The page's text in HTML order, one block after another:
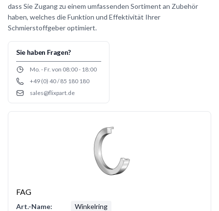
dass Sie Zugang zu einem umfassenden Sortiment an Zubehör
haben, welches die Funktion und Effektivität Ihrer
Schmierstoffgeber optimiert.
Sie haben Fragen?
Opening hours
Mo. - Fr. von 08:00 - 18:00
Phone number
+49 (0) 40 / 85 180 180
Emailsales@flixpart.de
FAG
Art.-Name:
Winkelring